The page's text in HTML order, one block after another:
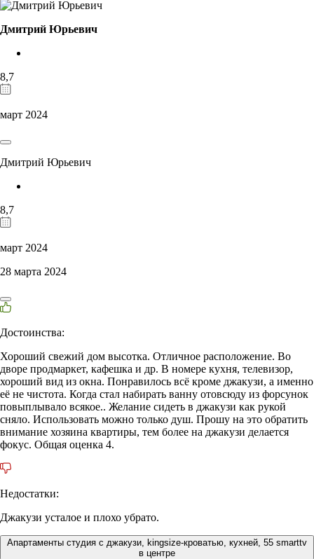
Дмитрий Юрьевич
8,7
март 2024
Дмитрий Юрьевич
8,7
март 2024
28 марта 2024
Достоинства:
Хороший свежий дом высотка. Отличное расположение. Во
дворе продмаркет, кафешка и др. В номере кухня, телевизор,
хороший вид из окна. Понравилось всё кроме джакузи, а именно
её не чистота. Когда стал набирать ванну отовсюду из форсунок
повыплывало всякое.. Желание сидеть в джакузи как рукой
сняло. Использовать можно только душ. Прошу на это обратить
внимание хозяина квартиры, тем более на джакузи делается
фокус. Общая оценка 4.
Недостатки:
Джакузи усталое и плохо убрато.
Апартаменты студия с джакузи, kingsize-кроватью, кухней, 55 smarttv
в центре